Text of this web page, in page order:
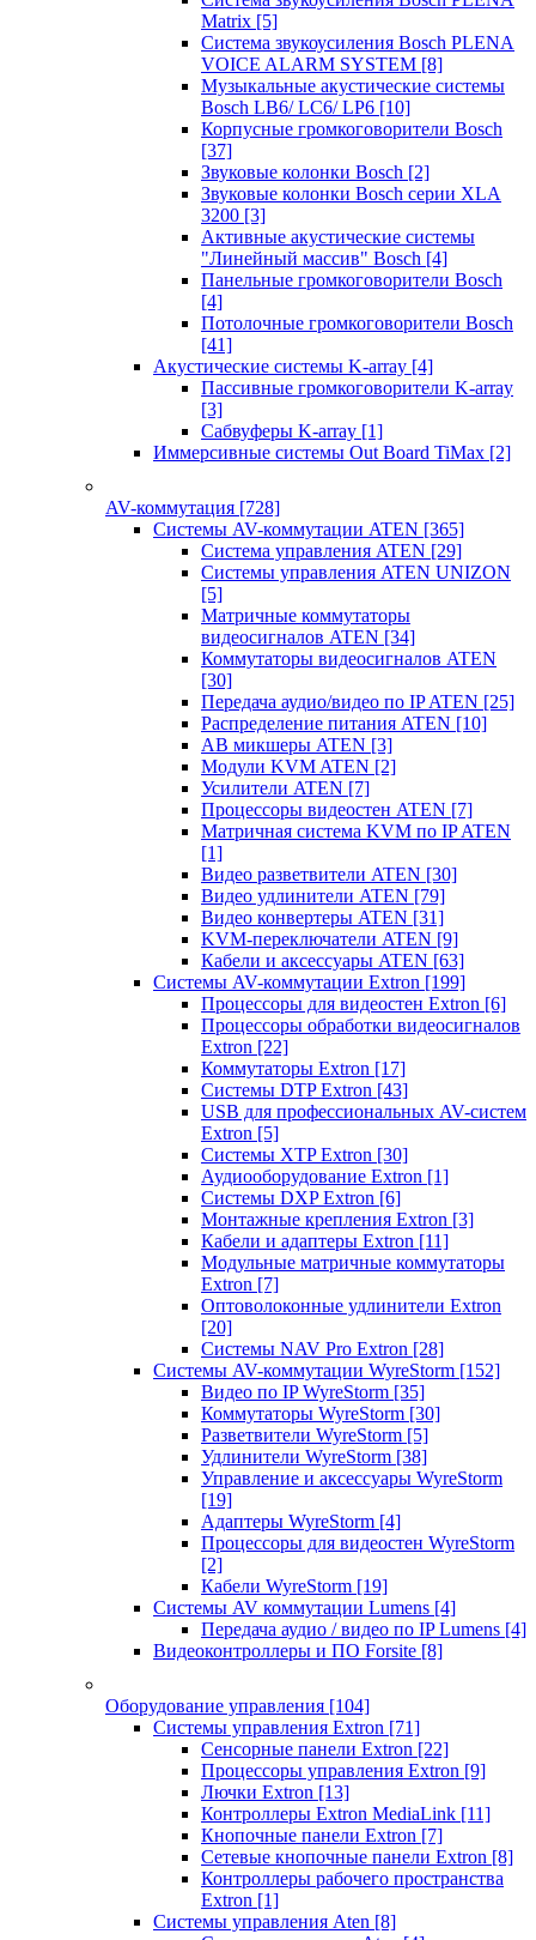
Matrix [5]
Система звукоусиления Bosch PLENA
VOICE ALARM SYSTEM [8]
Музыкальные акустические системы
Bosch LB6/ LC6/ LP6 [10]
Корпусные громкоговорители Bosch
[37]
Звуковые колонки Bosch [2]
Звуковые колонки Bosch серии XLA
3200 [3]
Активные акустические системы
"Линейный массив" Bosch [4]
Панельные громкоговорители Bosch
[4]
Потолочные громкоговорители Bosch
[41]
Акустические системы K-array [4]
Пассивные громкоговорители K-array
[3]
Сабвуферы K-array [1]
Иммерсивные системы Out Board TiMax [2]
AV-коммутация [728]
Системы AV-коммутации ATEN [365]
Система управления ATEN [29]
Системы управления ATEN UNIZON
[5]
Матричные коммутаторы
видеосигналов ATEN [34]
Коммутаторы видеосигналов ATEN
[30]
Передача аудио/видео по IP ATEN [25]
Распределение питания ATEN [10]
АВ микшеры ATEN [3]
Модули KVM ATEN [2]
Усилители ATEN [7]
Процессоры видеостен ATEN [7]
Матричная система KVM по IP ATEN
[1]
Видео разветвители ATEN [30]
Видео удлинители ATEN [79]
Видео конвертеры ATEN [31]
KVM-переключатели ATEN [9]
Кабели и аксессуары ATEN [63]
Системы AV-коммутации Extron [199]
Процессоры для видеостен Extron [6]
Процессоры обработки видеосигналов
Extron [22]
Коммутаторы Extron [17]
Системы DTP Extron [43]
USB для профессиональных AV-систем
Extron [5]
Системы XTP Extron [30]
Аудиооборудование Extron [1]
Системы DXP Extron [6]
Монтажные крепления Extron [3]
Кабели и адаптеры Extron [11]
Модульные матричные коммутаторы
Extron [7]
Оптоволоконные удлинители Extron
[20]
Системы NAV Pro Extron [28]
Системы AV-коммутации WyreStorm [152]
Видео по IP WyreStorm [35]
Коммутаторы WyreStorm [30]
Разветвители WyreStorm [5]
Удлинители WyreStorm [38]
Управление и аксессуары WyreStorm
[19]
Адаптеры WyreStorm [4]
Процессоры для видеостен WyreStorm
[2]
Кабели WyreStorm [19]
Системы AV коммутации Lumens [4]
Передача аудио / видео по IP Lumens [4]
Видеоконтроллеры и ПО Forsite [8]
Оборудование управления [104]
Системы управления Extron [71]
Сенсорные панели Extron [22]
Процессоры управления Extron [9]
Лючки Extron [13]
Контроллеры Extron MediaLink [11]
Кнопочные панели Extron [7]
Сетевые кнопочные панели Extron [8]
Контроллеры рабочего пространства
Extron [1]
Системы управления Aten [8]